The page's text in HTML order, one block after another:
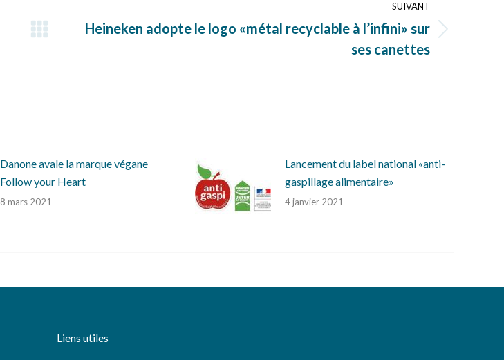
SUIVANT
Article
Heineken adopte le logo «métal recyclable à l’infini» sur
ses canettes
Danone avale la marque végane
Follow your Heart
8 mars 2021
Lancement du label national «anti-
gaspillage alimentaire»
4 janvier 2021
Liens utiles